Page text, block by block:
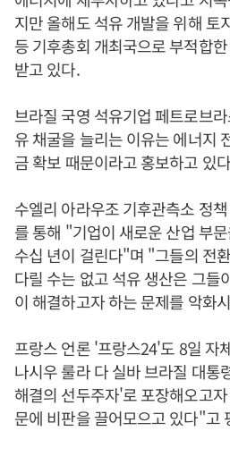
지만 올해도 석유 개발을 위해 토
등 기후총회 개최국으로 부적합
받고 있다.
브라질 국영 석유기업 페트로브
유 채굴을 늘리는 이유는 에너지
금 확보 때문이라고 홍보하고 있
수엘리 아라우조 기후관측소 정
를 통해 "기업이 새로운 산업 부
수십 년이 걸린다"며 "그들의 전
다릴 수는 없고 석유 생산은 그들
이 해결하고자 하는 문제를 악화
프랑스 언론 '프랑스24'도 8일 자
나시우 룰라 다 실바 브라질 대통
해결의 선두주자'로 포장해오고
문에 비판을 끌어모으고 있다"고